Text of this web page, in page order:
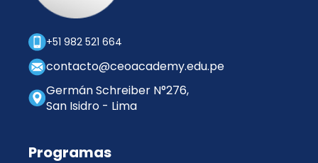
+51 982 521 664
contacto@ceoacademy.edu.pe
Germán Schreiber N°276,
San Isidro - Lima
Programas